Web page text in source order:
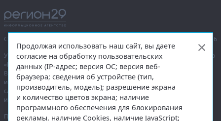
Сетевое издание «Информационное агентство Регион 29»,
© 2016–2026
Учредитель — общество с ограниченной ответственностью «Агентство
«Правда Севера».
Выписка из реестра зарегистрированных средств массовой
информации:ЭЛ № ФС 77-74226 от 09.11.2018 выдано Федеральной
службой по надзору в сфере связи, информационных технологий
и массовых коммуникаций (Роскомнадзор).
При полном или частичном использовании любых материалов
Продолжая использовать наш сайт, вы даете
согласие на обработку пользовательских
данных (IP-адрес; версия ОС; версия веб-
браузера; сведения об устройстве (тип,
производитель, модель); разрешение экрана
и количество цветов экрана; наличие
программного обеспечения для блокирования
рекламы, наличие Cookies, наличие JavaScript;